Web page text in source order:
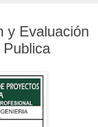
y Evaluación